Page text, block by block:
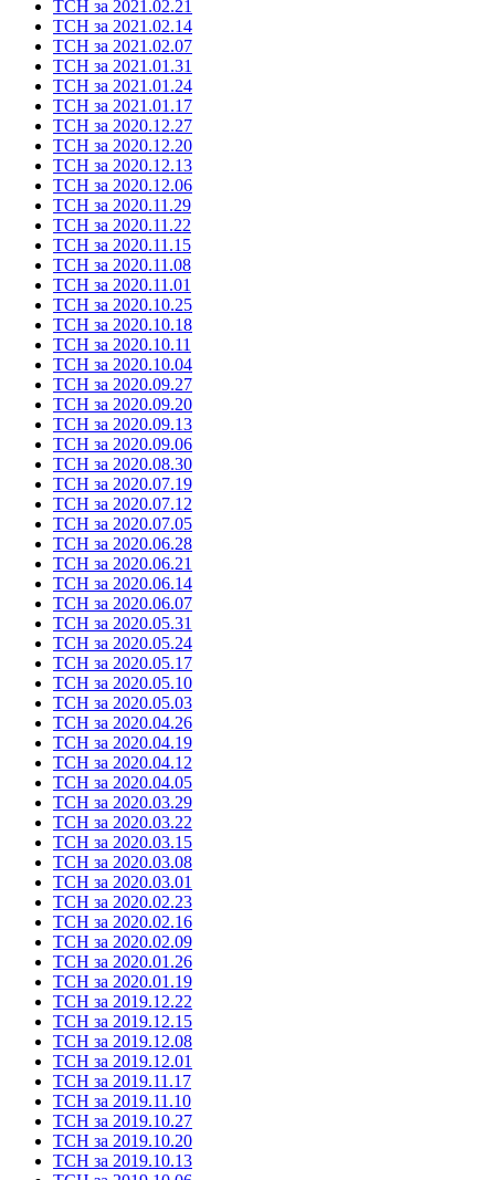
ТСН за 2021.02.21
ТСН за 2021.02.14
ТСН за 2021.02.07
ТСН за 2021.01.31
ТСН за 2021.01.24
ТСН за 2021.01.17
ТСН за 2020.12.27
ТСН за 2020.12.20
ТСН за 2020.12.13
ТСН за 2020.12.06
ТСН за 2020.11.29
ТСН за 2020.11.22
ТСН за 2020.11.15
ТСН за 2020.11.08
ТСН за 2020.11.01
ТСН за 2020.10.25
ТСН за 2020.10.18
ТСН за 2020.10.11
ТСН за 2020.10.04
ТСН за 2020.09.27
ТСН за 2020.09.20
ТСН за 2020.09.13
ТСН за 2020.09.06
ТСН за 2020.08.30
ТСН за 2020.07.19
ТСН за 2020.07.12
ТСН за 2020.07.05
ТСН за 2020.06.28
ТСН за 2020.06.21
ТСН за 2020.06.14
ТСН за 2020.06.07
ТСН за 2020.05.31
ТСН за 2020.05.24
ТСН за 2020.05.17
ТСН за 2020.05.10
ТСН за 2020.05.03
ТСН за 2020.04.26
ТСН за 2020.04.19
ТСН за 2020.04.12
ТСН за 2020.04.05
ТСН за 2020.03.29
ТСН за 2020.03.22
ТСН за 2020.03.15
ТСН за 2020.03.08
ТСН за 2020.03.01
ТСН за 2020.02.23
ТСН за 2020.02.16
ТСН за 2020.02.09
ТСН за 2020.01.26
ТСН за 2020.01.19
ТСН за 2019.12.22
ТСН за 2019.12.15
ТСН за 2019.12.08
ТСН за 2019.12.01
ТСН за 2019.11.17
ТСН за 2019.11.10
ТСН за 2019.10.27
ТСН за 2019.10.20
ТСН за 2019.10.13